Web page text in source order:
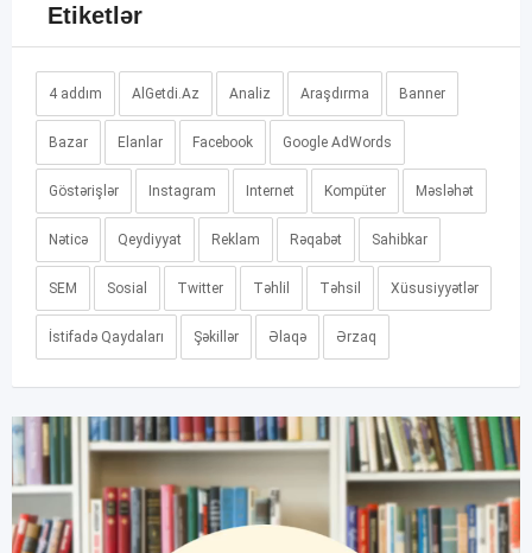
Etiketlər
4 addım AlGetdi.Az Analiz Araşdırma Banner
Bazar Elanlar Facebook Google AdWords
Göstərişlər Instagram Internet Kompüter Məsləhət
Nəticə Qeydiyyat Reklam Rəqabət Sahibkar
SEM Sosial Twitter Təhlil Təhsil Xüsusiyyətlər
İstifadə Qaydaları Şəkillər Əlaqə Ərzaq